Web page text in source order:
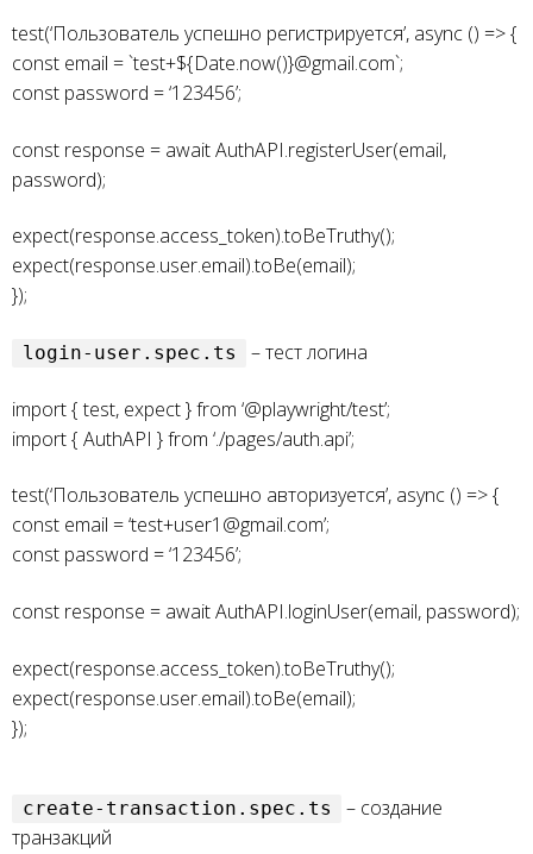
test(‘Пользователь успешно регистрируется’, async () => {
const email = `test+${Date.now()}@gmail.com`;
const password = ‘123456’;
const response = await AuthAPI.registerUser(email,
password);
expect(response.access_token).toBeTruthy();
expect(response.user.email).toBe(email);
});
login-user.spec.ts – тест логина
import { test, expect } from ‘@playwright/test’;
import { AuthAPI } from ‘./pages/auth.api’;
test(‘Пользователь успешно авторизуется’, async () => {
const email = ‘test+user1@gmail.com’;
const password = ‘123456’;
const response = await AuthAPI.loginUser(email, password);
expect(response.access_token).toBeTruthy();
expect(response.user.email).toBe(email);
});
create-transaction.spec.ts
– создание
транзакций